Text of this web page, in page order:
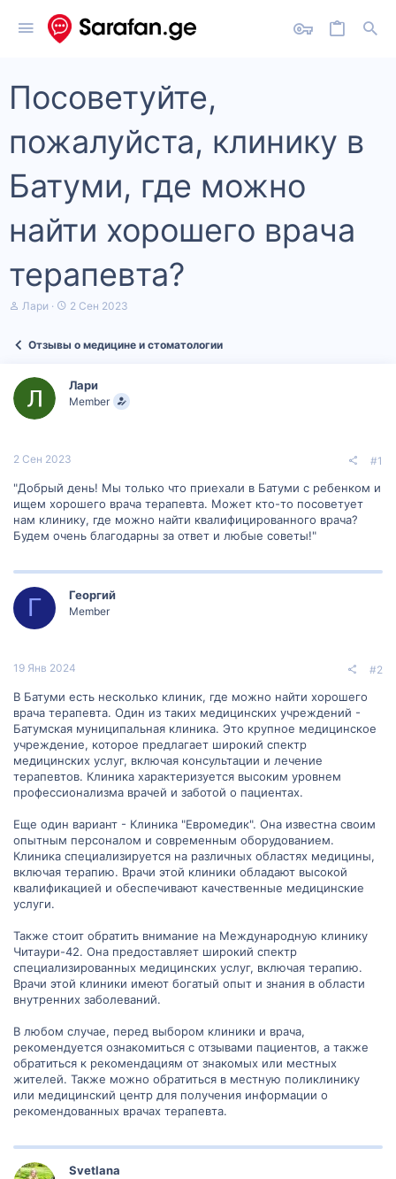
Посоветуйте,
пожалуйста, клинику в
Батуми, где можно
найти хорошего врача
терапевта?
А
т
м
ы
Лари
Д
а
ч
а
2 Сен 2023
Отзывы о медицине и стоматологии
Лари
Member
2 Сен 2023 #1
"Добрый день! Мы только что приехали в Батуми с ребенком и
ищем хорошего врача терапевта. Может кто-то посоветует
нам клинику, где можно найти квалифицированного врача?
Будем очень благодарны за ответ и любые советы!"
Г Георгий
Member
19 Янв 2024 #2
В Батуми есть несколько клиник, где можно найти хорошего
врача терапевта. Один из таких медицинских учреждений -
Батумская муниципальная клиника. Это крупное медицинское
учреждение, которое предлагает широкий спектр
медицинских услуг, включая консультации и лечение
терапевтов. Клиника характеризуется высоким уровнем
профессионализма врачей и заботой о пациентах.
Еще один вариант - Клиника "Евромедик". Она известна своим
опытным персоналом и современным оборудованием.
Клиника специализируется на различных областях медицины,
включая терапию. Врачи этой клиники обладают высокой
квалификацией и обеспечивают качественные медицинские
услуги.
Также стоит обратить внимание на Международную клинику
Читаури-42. Она предоставляет широкий спектр
специализированных медицинских услуг, включая терапию.
Врачи этой клиники имеют богатый опыт и знания в области
внутренних заболеваний.
В любом случае, перед выбором клиники и врача,
рекомендуется ознакомиться с отзывами пациентов, а также
обратиться к рекомендациям от знакомых или местных
жителей. Также можно обратиться в местную поликлинику
или медицинский центр для получения информации о
рекомендованных врачах терапевта.
Svetlana